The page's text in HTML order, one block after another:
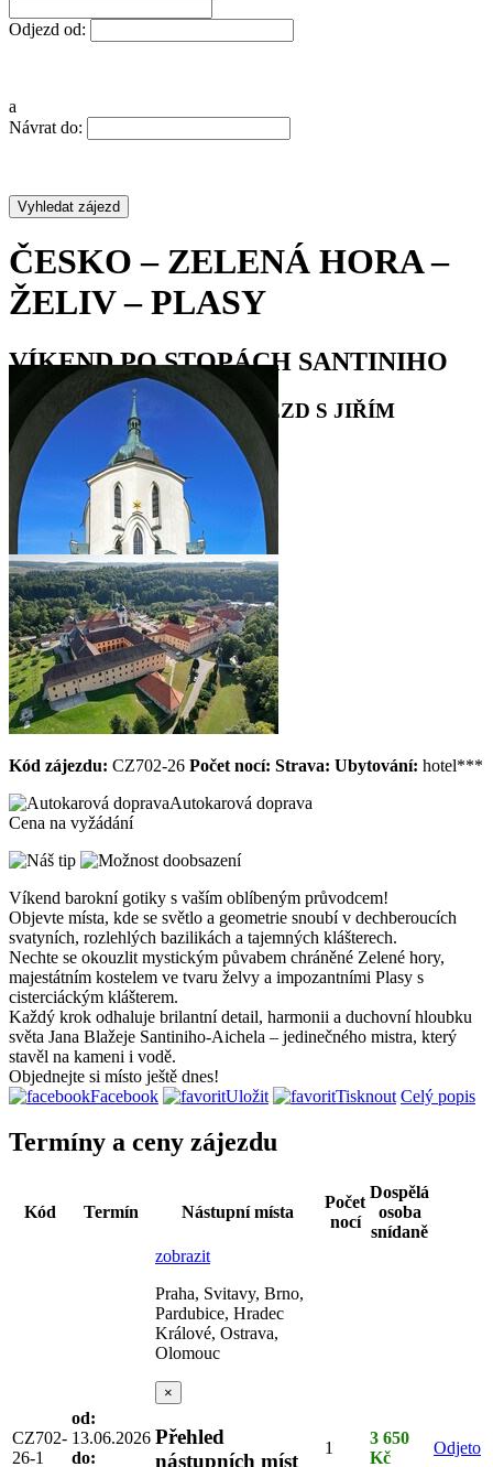
Odjezd od:
a
Návrat do:
ČESKO – ZELENÁ HORA –
ŽELIV – PLASY
VÍKEND PO STOPÁCH SANTINIHO
2DENNÍ POZNÁVACÍ ZÁJEZD S JIŘÍM
HANZLÍKEM
Kód zájezdu: CZ702-26 Počet nocí: Strava: Ubytování: hotel***
Autokarová doprava
Cena na vyžádání
Víkend barokní gotiky s vaším oblíbeným průvodcem!
Objevte místa, kde se světlo a geometrie snoubí v dechberoucích
svatyních, rozlehlých bazilikách a tajemných klášterech.
Nechte se okouzlit mystickým půvabem chráněné Zelené hory,
majestátním kostelem ve tvaru želvy a impozantními Plasy s
cisterciáckým klášterem.
Každý krok odhaluje brilantní detail, harmonii a duchovní hloubku
světa Jana Blažeje Santiniho‑Aichela – jedinečného mistra, který
stavěl na kameni i vodě.
Objednejte si místo ještě dnes!
Facebook
Uložit Tisknout Celý popis
Termíny a ceny zájezdu
Kód Termín Nástupní místa
Počet
nocí
Dospělá
osoba
snídaně
CZ702-
26-1
od:
13.06.2026
do:
zobrazit
Praha, Svitavy, Brno,
Pardubice, Hradec
Králové, Ostrava,
Olomouc
×
Přehled
nástupních míst
1
3 650
Kč
Odjeto